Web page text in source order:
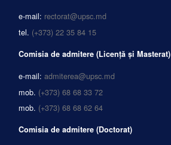
e-mail: rectorat@upsc.md
tel. (+373) 22 35 84 15
Comisia de admitere (Licență și Masterat)
e-mail: admiterea@upsc.md
mob. (+373) 68 68 33 72
mob. (+373) 68 68 62 64
Comisia de admitere (Doctorat)